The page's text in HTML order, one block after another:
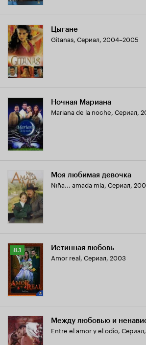
Цыгане
Gitanas, Сериал, 2004–2005
Ночная Мариана
Mariana de la noche, Сериал,
Моя любимая девочка
Niña... amada mía, Сериал,
Рейтинг
Кинопоиска
8.1
8.1 Истинная любовь
Amor real, Сериал, 2003
Между любовью и
Entre el amor y el odio,